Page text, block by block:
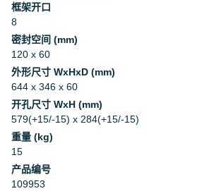
框架开口
8
密封空间 (mm)
120 x 60
外形尺寸 WxHxD (mm)
644 x 346 x 60
开孔尺寸 WxH (mm)
579(+15/-15) x 284(+15/-15)
重量 (kg)
15
产品编号
109953